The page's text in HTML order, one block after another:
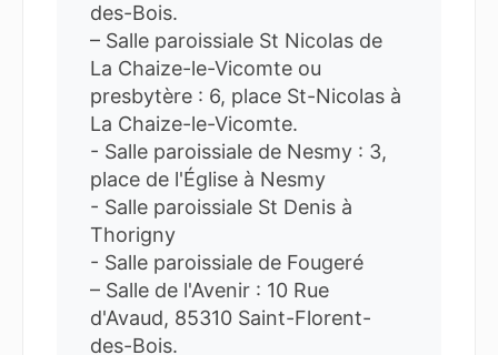
des-Bois.
– Salle paroissiale St Nicolas de
La Chaize-le-Vicomte ou
presbytère : 6, place St-Nicolas à
La Chaize-le-Vicomte.
- Salle paroissiale de Nesmy : 3,
place de l'Église à Nesmy
- Salle paroissiale St Denis à
Thorigny
- Salle paroissiale de Fougeré
– Salle de l'Avenir : 10 Rue
d'Avaud, 85310 Saint-Florent-
des-Bois.